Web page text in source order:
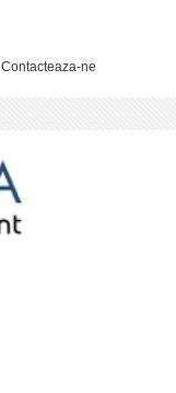
Contacteaza-ne